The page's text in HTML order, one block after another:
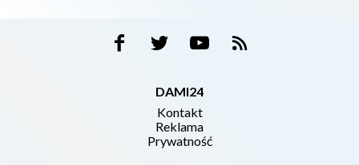
DAMI24
Kontakt
Reklama
Prywatność